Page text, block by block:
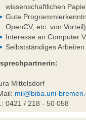
wissenschaftlichen
Gute
OpenCV, etc. von Vorteil)
Interesse an Computer
Selbstständiges
Mittelsdorf
mil@biba.uni-
0421 / 218 - 50 058